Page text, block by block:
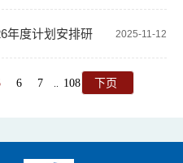
2025-11-12
年度计划安排研
6 7 .. 108 下页